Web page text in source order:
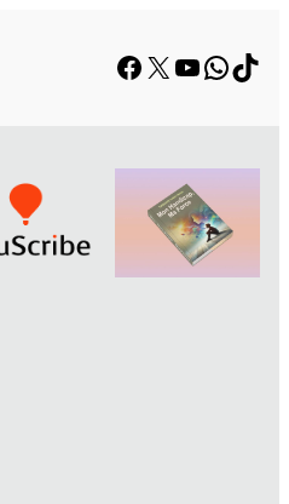
Facebook
X YouTube